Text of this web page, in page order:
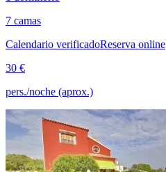
7 camas
Calendario verificadoReserva online
30 €
pers./noche (aprox.)